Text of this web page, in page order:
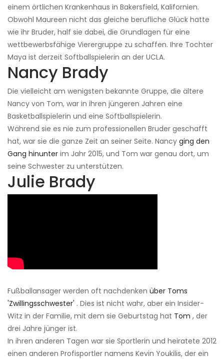
einem örtlichen Krankenhaus in Bakersfield, Kalifornien.
Obwohl Maureen nicht das gleiche berufliche Glück hatte
wie ihr Bruder, half sie dabei, die Grundlagen für eine
wettbewerbsfähige Vierergruppe zu schaffen. Ihre Tochter
Maya ist derzeit Softballspielerin an der UCLA.
Nancy Brady
Die vielleicht am wenigsten bekannte Gruppe, die ältere
Nancy von Tom, war in ihren jüngeren Jahren eine
Basketballspielerin und eine Softballspielerin.
Während sie es nie zum professionellen Bruder geschafft
hat, war sie die ganze Zeit an seiner Seite. Nancy ging den
Gang hinunter im Jahr 2015, und Tom war genau dort, um
seine Schwester zu unterstützen.
Julie Brady
Fußballansager werden oft nachdenken über Toms
'Zwillingsschwester' . Dies ist nicht wahr, aber ein Insider-
Witz in der Familie, mit dem sie Geburtstag hat Tom , der
drei Jahre jünger ist.
In ihren anderen Tagen war sie Sportlerin und heiratete 2012
einen anderen Profisportler namens Kevin Youkilis, der ein